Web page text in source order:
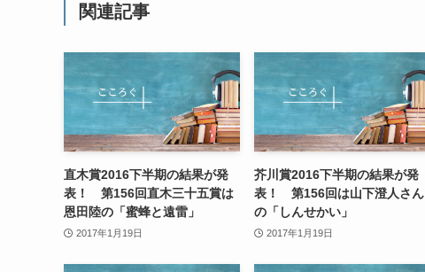
関連記事
直木賞2016下半期の結果が発
表！ 第156回直木三十五賞は
恩田陸の「蜜蜂と遠雷」
2017年1月19日
芥川賞2016下半期の結果が発
表！ 第156回は山下澄人さん
の「しんせかい」
2017年1月19日